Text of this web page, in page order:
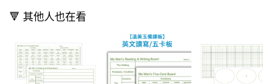
3.完整用戶服務條款，請詳閱以下連結：
１．透過由恩沛科技股份有限公司提供之「AFTEE先享後付」服務完成之交
易，需依本服務之必要範圍內提供個人資料，並將交易相關給付款項請求債
權轉讓予恩沛科技股份有限公司。
２．關於個人資料處理事宜，請瀏覽以下網址：
https://aftee.tw/terms/#terms3
🔻 其他人也在看